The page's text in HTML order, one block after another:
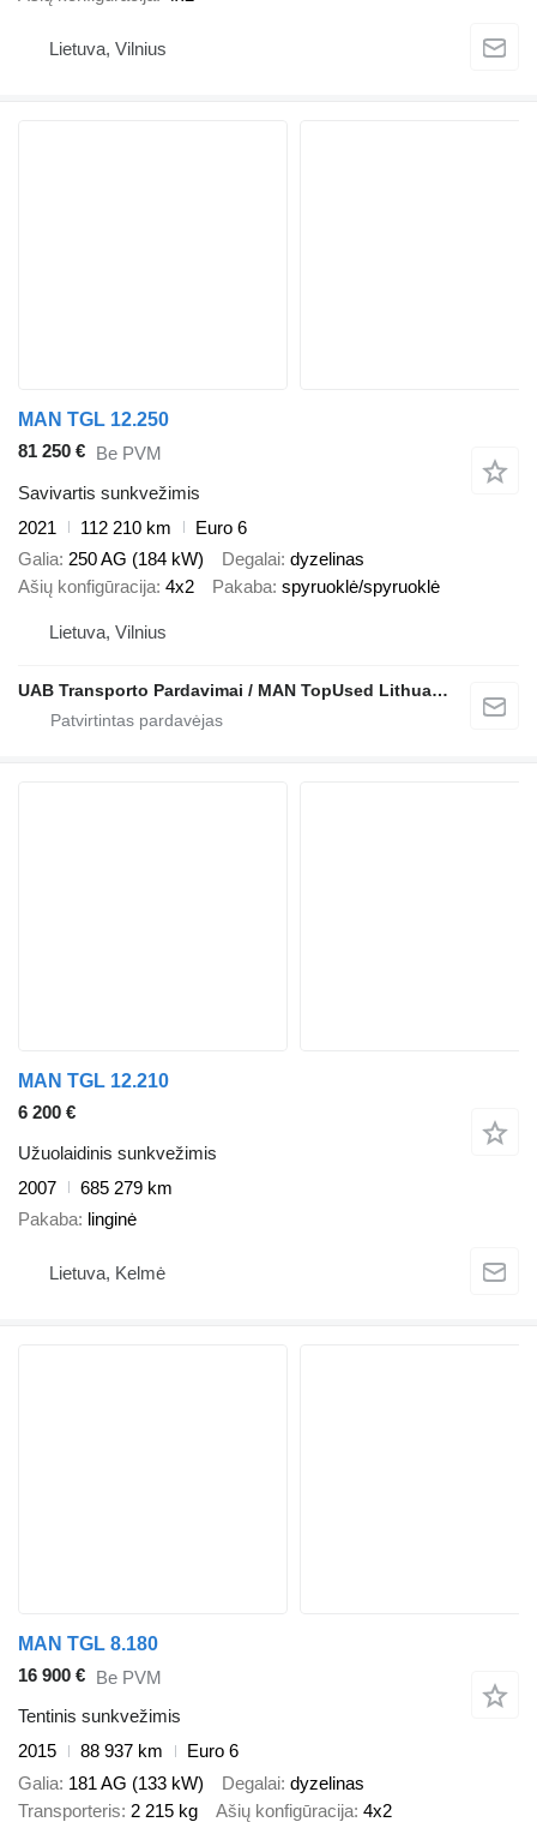
Lietuva, Vilnius
MAN TGL 12.250
81 250 € Be PVM
Savivartis sunkvežimis
2021
112 210 km
Euro 6
Galia 250 AG (184 kW) Degalai dyzelinas
Ašių konfigūracija 4x2 Pakaba spyruoklė/spyruoklė
Lietuva, Vilnius
UAB Transporto Pardavimai / MAN TopUsed Lithuania
MAN TGL 12.210
6 200 €
Užuolaidinis sunkvežimis
2007
685 279 km
Pakaba linginė
Lietuva, Kelmė
MAN TGL 8.180
16 900 € Be PVM
Tentinis sunkvežimis
2015
88 937 km
Euro 6
Galia 181 AG (133 kW) Degalai dyzelinas
Transporteris 2 215 kg Ašių konfigūracija 4x2